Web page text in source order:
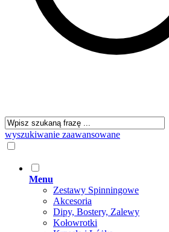
wyszukiwanie zaawansowane
Menu
Zestawy Spinningowe
Akcesoria
Dipy, Bostery, Zalewy
Kołowrotki